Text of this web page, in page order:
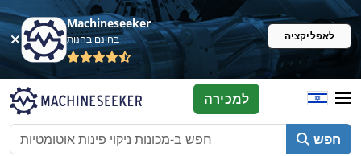
Machineseeker
בחינם בחנות לאפליקציה
חפש
למכירה